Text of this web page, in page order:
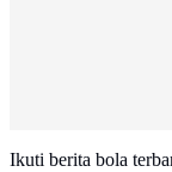
Ikuti berita bola